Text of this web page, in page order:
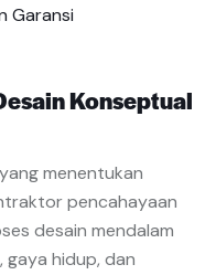
Garansi
Konseptual
menentukan
pencahayaan
desain mendalam
hidup, dan